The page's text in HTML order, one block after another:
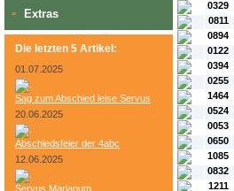
» Extras
Die letzten 5 Artikel:
01.07.2025
Sag zum Abschied leise Servus
20.06.2025
Abschiedsfeier der 4abc
12.06.2025
Servus Marianum
0329
0811
0894
0122
0394
0255
1464
0524
0053
0650
1085
0832
1211